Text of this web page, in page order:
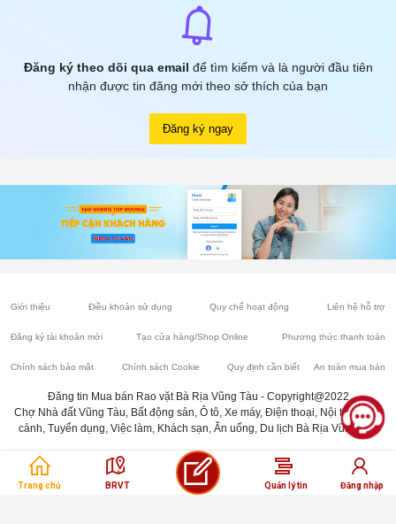
Đăng ký theo dõi qua email để tìm kiếm và là người đầu tiên
nhận được tin đăng mới theo sở thích của bạn
Đăng ký ngay
Trang chủ BRVT Quản lý tin Đăng nhập
Giới thiệu Điều khoản sử dụng Quy chế hoạt động Liên hệ hỗ trợ
Đăng ký tài khoản mới Tạo cửa hàng/Shop Online Phương thức thanh toán
Chính sách bảo mật Chính sách Cookie Quy định cần biết An toàn mua bán
Đăng tin Mua bán Rao vặt Bà Rịa Vũng Tàu - Copyright@2022
Chợ Nhà đất Vũng Tàu, Bất động sản, Ô tô, Xe máy, Điện thoại, Nội thất, Cây
cảnh, Tuyển dụng, Việc làm, Khách sạn, Ăn uống, Du lịch Bà Rịa Vũng Tàu